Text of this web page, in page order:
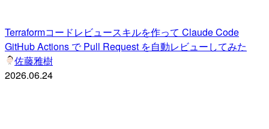
Terraformコードレビュースキルを作って Claude Code
GitHub Actions で Pull Request を自動レビューしてみた
佐藤雅樹
2026.06.24